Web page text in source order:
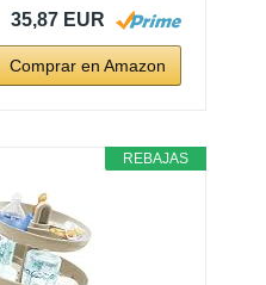
35,87 EUR
Comprar en Amazon
REBAJAS